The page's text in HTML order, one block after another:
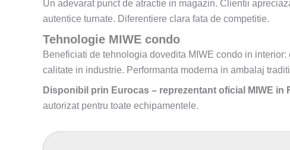
Un adevarat punct de atractie in magazin. Clientii
autentice turnate. Diferentiere clara fata de competitie.
Tehnologie MIWE condo
Beneficiati de tehnologia dovedita MIWE condo in
calitate in industrie. Performanta moderna in ambalaj
Disponibil prin Eurocas – reprezentant oficial MIWE in
autorizat pentru toate echipamentele.